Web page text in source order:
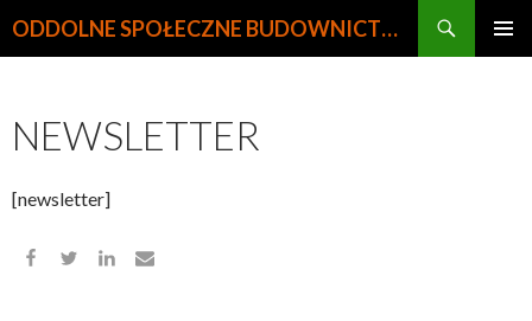
ODDOLNE SPOŁECZNE BUDOWNICTWO MIESZKANIOWE
NEWSLETTER
[newsletter]